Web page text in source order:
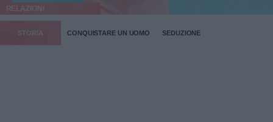
RELAZIONI
STORIA CONQUISTARE UN UOMO SEDUZIONE